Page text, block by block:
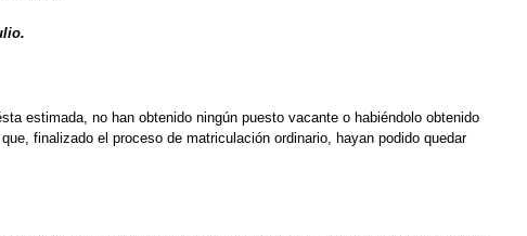
estimada, no han obtenido ningún puesto vacante o habiéndolo obtenido
finalizado el proceso de matriculación ordinario, hayan podido quedar